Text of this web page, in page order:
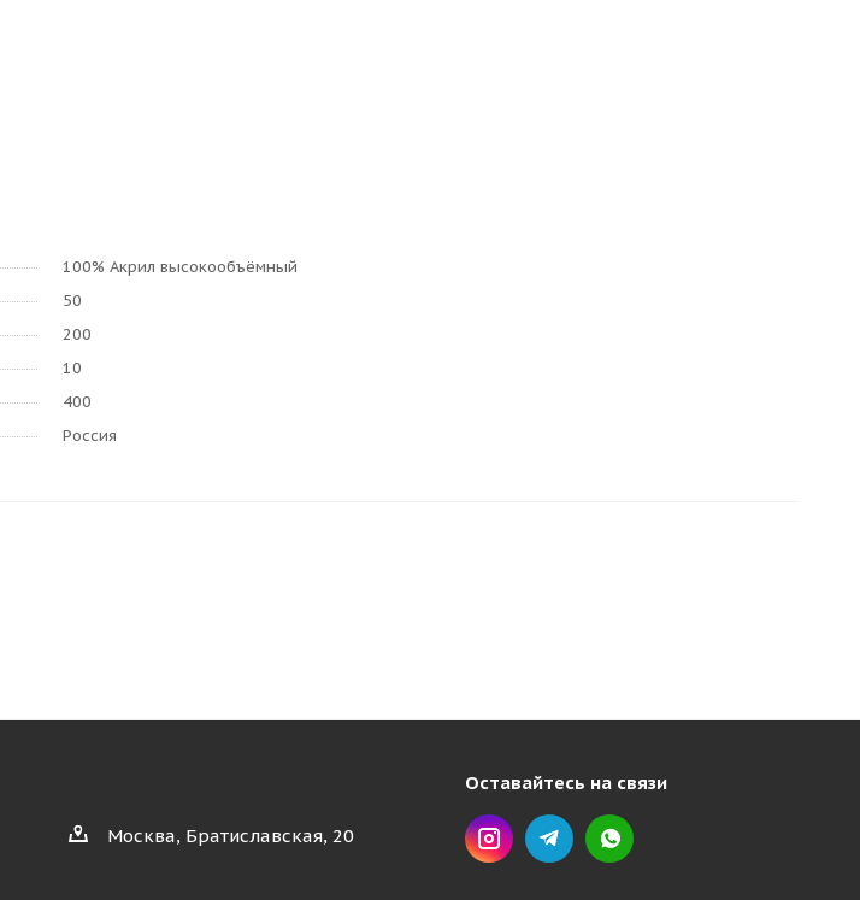
100% Акрил высокообъёмный
50
200
10
400
Россия
Москва, Братиславская, 20
Оставайтесь на связи